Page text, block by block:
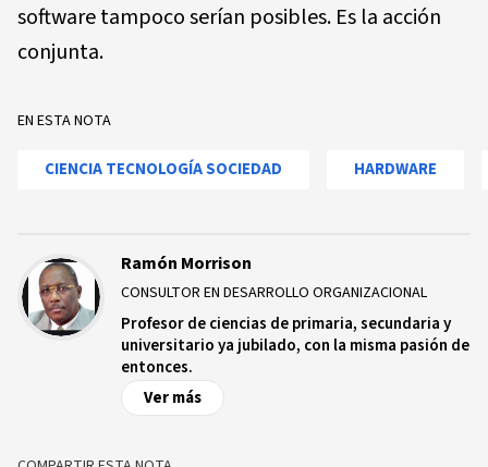
software tampoco serían posibles. Es la acción
conjunta.
EN ESTA NOTA
CIENCIA TECNOLOGÍA SOCIEDAD HARDWARE
Ramón Morrison
CONSULTOR EN DESARROLLO ORGANIZACIONAL
Profesor de ciencias de primaria, secundaria y
universitario ya jubilado, con la misma pasión de
entonces.
Ver más